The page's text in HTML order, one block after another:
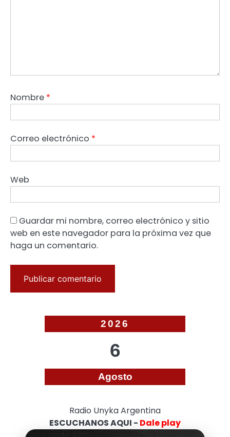
Nombre *
Correo electrónico *
Web
Guardar mi nombre, correo electrónico y sitio
web en este navegador para la próxima vez que
haga un comentario.
2026
6
Agosto
Radio Unyka Argentina
ESCUCHANOS AQUI - Dale play